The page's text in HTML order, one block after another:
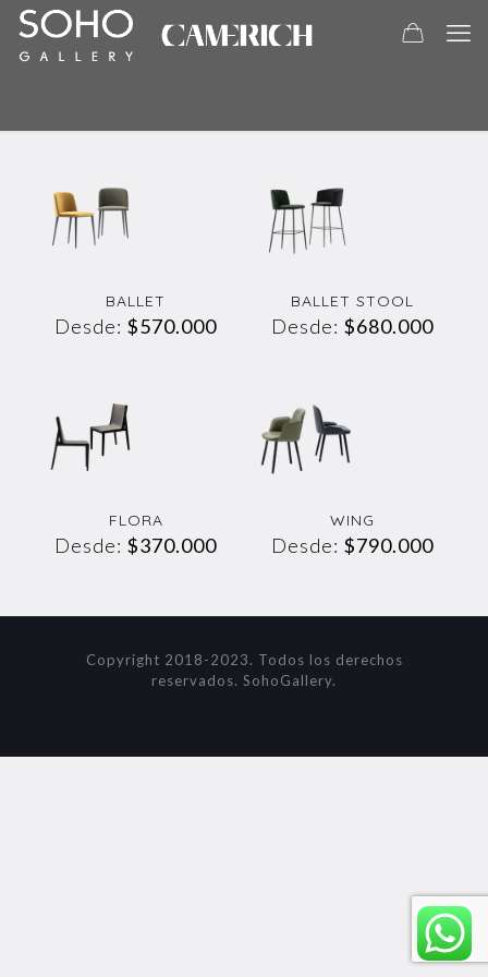
BALLET
Desde: $570.000
BALLET STOOL
Desde: $680.000
FLORA
Desde: $370.000
WING
Desde: $790.000
Copyright 2018-2023. Todos los derechos
reservados. SohoGallery.